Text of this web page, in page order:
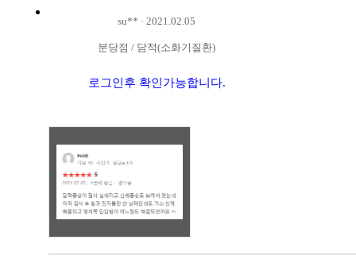
su** ·2021.02.05
분당점 / 담적(소화기질환)
로그인후 확인가능합니다.